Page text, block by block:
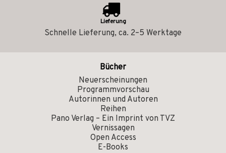
Lieferung
Schnelle Lieferung, ca. 2–5 Werktage
Bücher
Neuerscheinungen
Programmvorschau
Autorinnen und Autoren
Reihen
Pano Verlag – Ein Imprint von TVZ
Vernissagen
Open Access
E-Books